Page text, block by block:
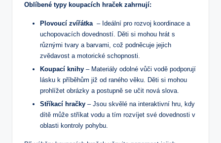
Oblíbené typy koupacích hraček ‌zahrnují:
Plovoucí zvířátka ⁤ –⁣ Ideální pro rozvoj koordinace a
uchopovacích dovedností.⁢ Děti ​si mohou hrát‍ s
‌různými tvary a barvami, což podněcuje⁢ jejich
zvědavost‍ a motorické schopnosti.
Koupací knihy –⁣ Materiály odolné vůči vodě podporují
lásku k příběhům již od raného věku. Děti si mohou
prohlížet obrázky a postupně se ‍učit nová slova.
Stříkací hračky – Jsou skvělé na⁣ interaktivní hru, kdy
dítě může stříkat ​vodu a tím rozvíjet své dovednosti v
oblasti kontroly pohybu.